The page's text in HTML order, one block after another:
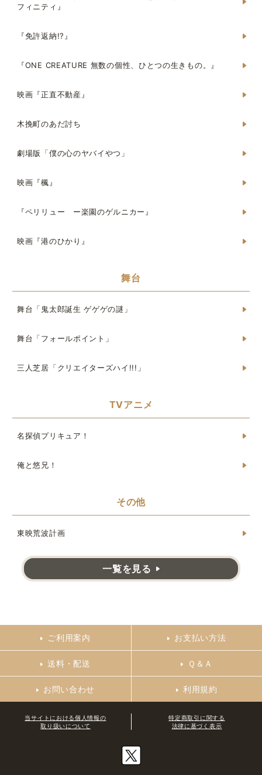
フィニティ』
『免許返納!?』
『ONE CREATURE 無数の個性、ひとつの生きもの。』
映画『正直不動産』
木挽町のあだ討ち
劇場版「僕の心のヤバイやつ」
映画『楓』
『ペリリュー ー楽園のゲルニカー』
映画『港のひかり』
舞台
舞台「鬼太郎誕生 ゲゲゲの謎」
舞台「フォールポイント」
三人芝居「クリエイターズハイ!!!」
TVアニメ
名探偵プリキュア！
俺と悠兄！
その他
東映荒波計画
一覧を見る
ご利用案内 お支払い方法
送料・配送 Ｑ＆Ａ
お問い合わせ 利用規約
当サイトにおける個人情報の
取り扱いについて
特定商取引に関する
法律に基づく表示